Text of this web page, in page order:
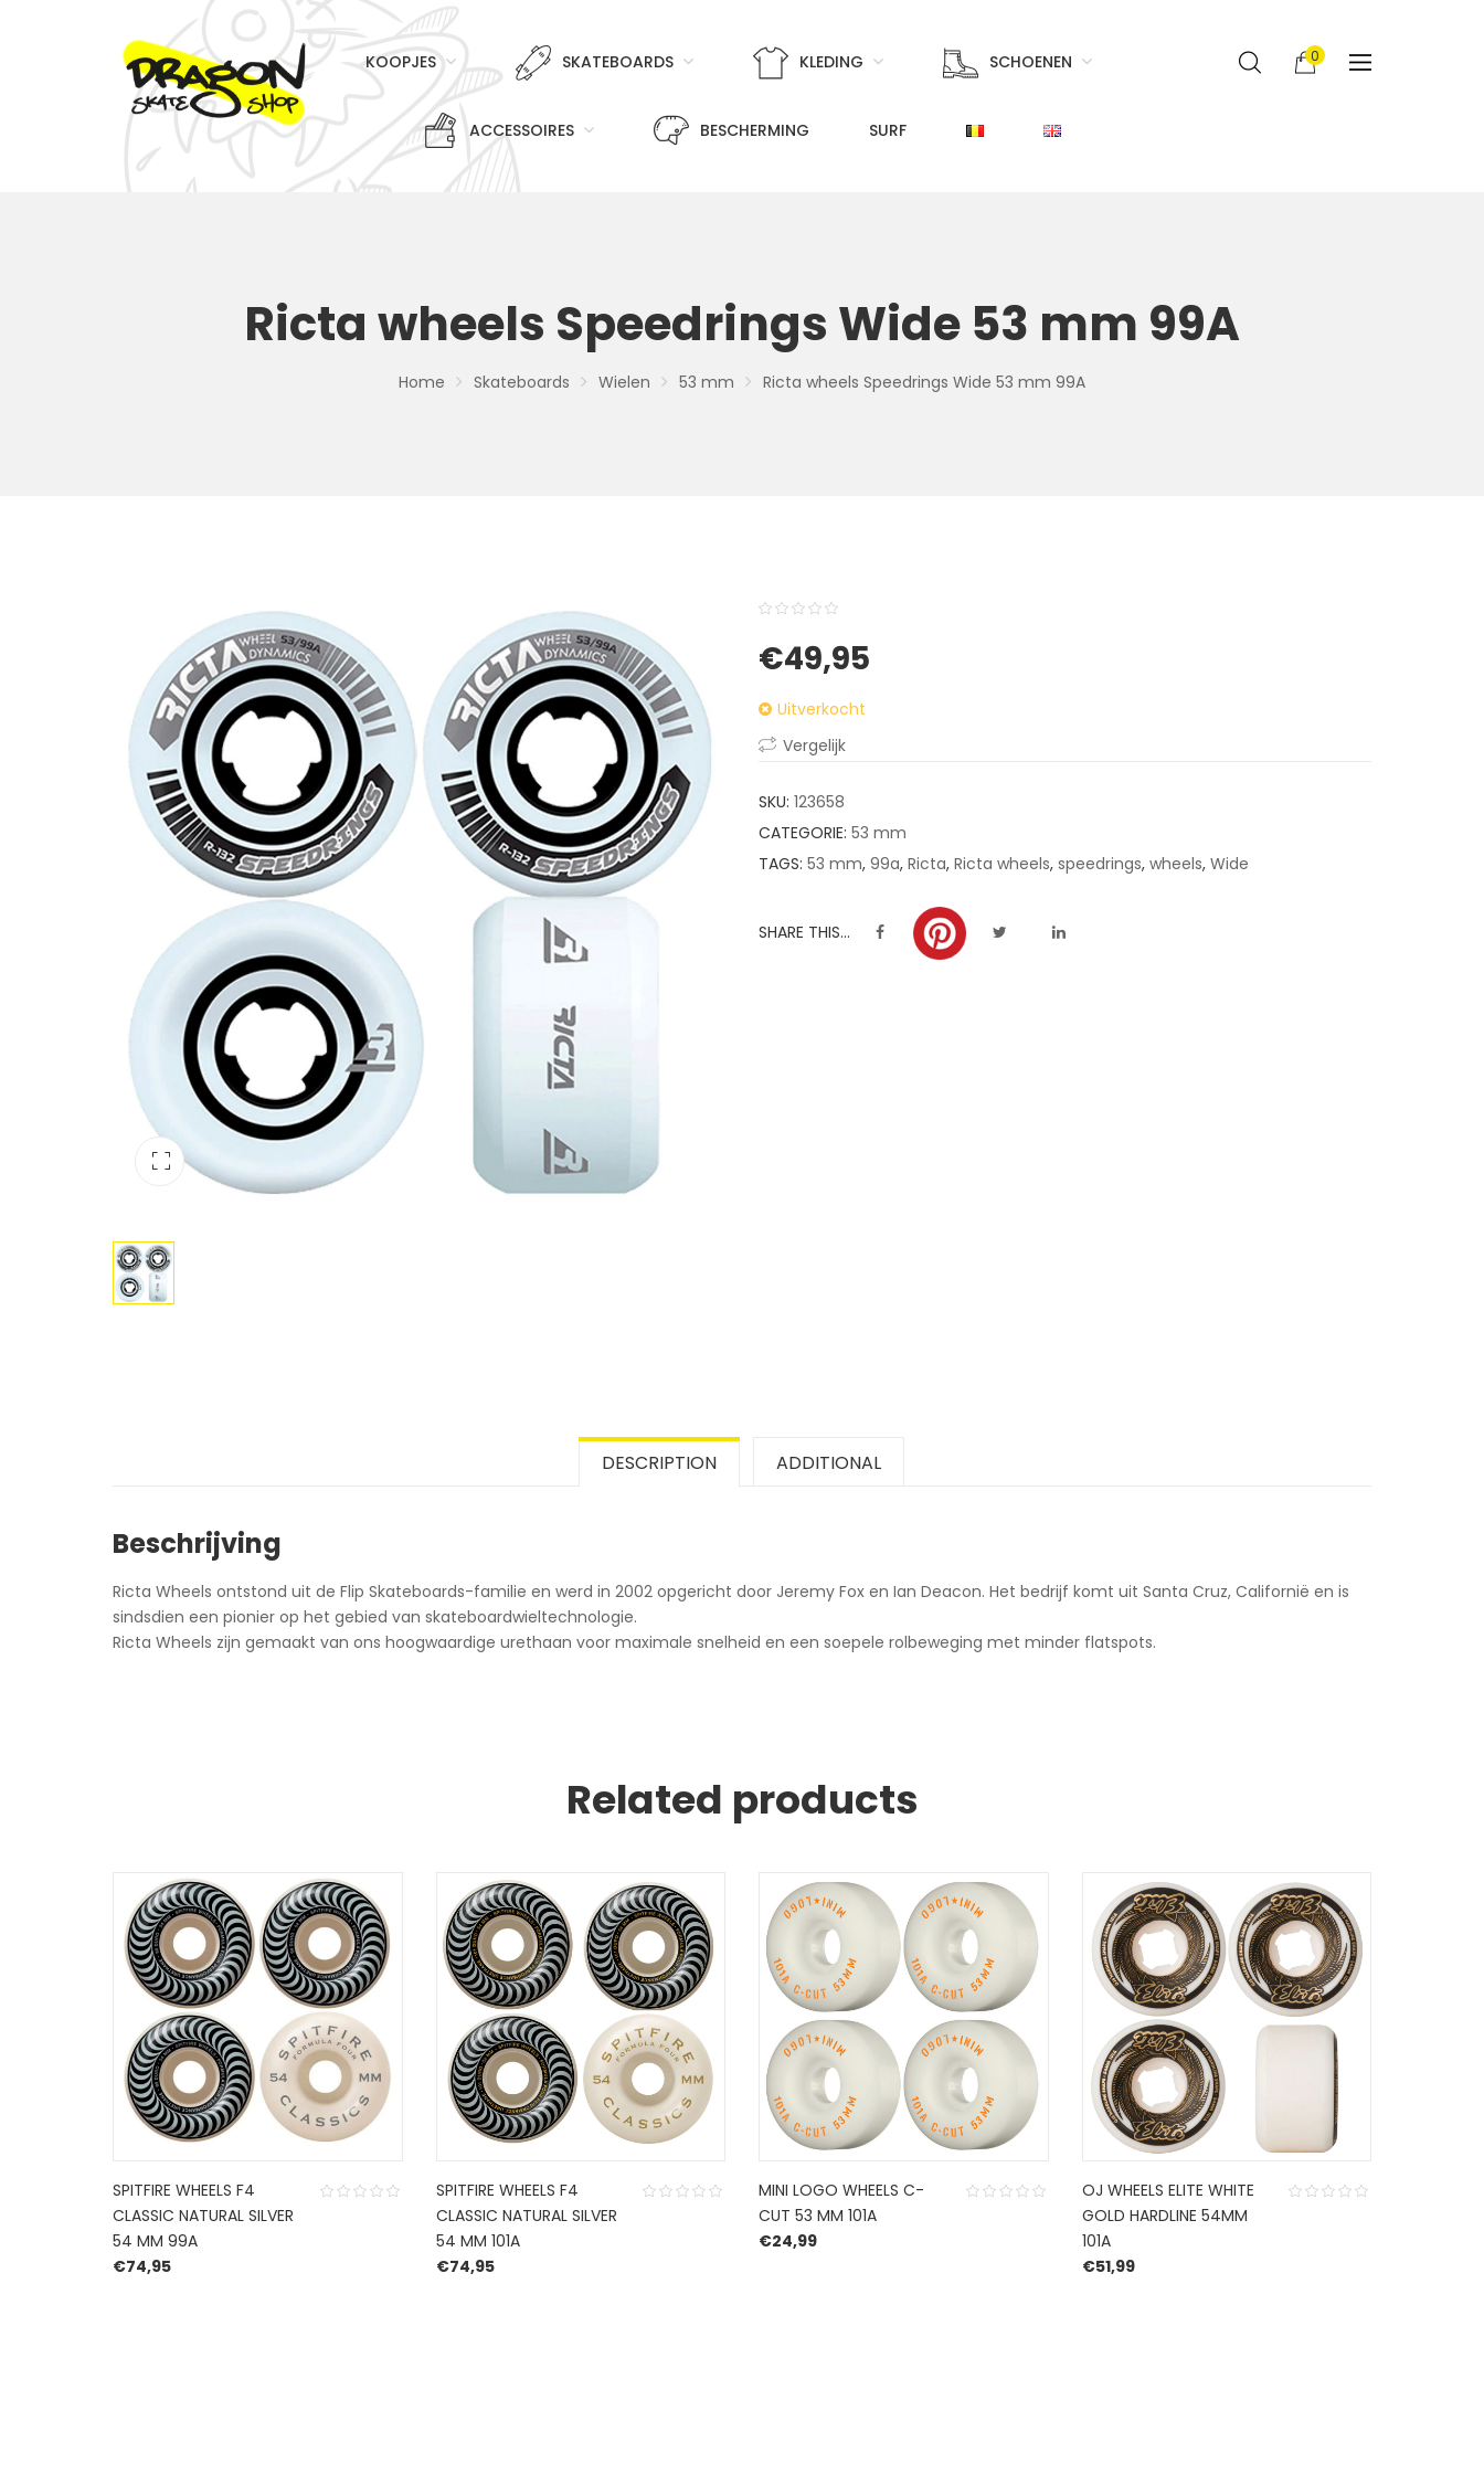
KOOPJES SKATEBOARDS KLEDING SCHOENEN
ACCESSOIRES BESCHERMING SURF
0
Ricta wheels Speedrings Wide 53 mm 99A
Home Skateboards Wielen 53 mm Ricta wheels Speedrings Wide 53 mm 99A
out
based
on
ratings
€49,95
Uitverkocht
Vergelijk
SKU: 123658
CATEGORIE: 53 mm
TAGS: 53 mm, 99a, Ricta, Ricta wheels, speedrings, wheels, Wide
SHARE THIS...
DESCRIPTION ADDITIONAL
Beschrijving
Ricta Wheels ontstond uit de Flip Skateboards-familie en werd in 2002 opgericht door Jeremy Fox en Ian Deacon. Het bedrijf komt uit Santa Cruz, Californië en is
sindsdien een pionier op het gebied van skateboardwieltechnologie.
Ricta Wheels zijn gemaakt van ons hoogwaardige urethaan voor maximale snelheid en een soepele rolbeweging met minder flatspots.
Related products
SPITFIRE WHEELS F4
CLASSIC NATURAL SILVER
54 MM 99A
€74,95
SPITFIRE WHEELS F4
CLASSIC NATURAL SILVER
54 MM 101A
€74,95
MINI LOGO WHEELS C-
CUT 53 MM 101A
€24,99
OJ WHEELS ELITE WHITE
GOLD HARDLINE 54MM
101A
€51,99